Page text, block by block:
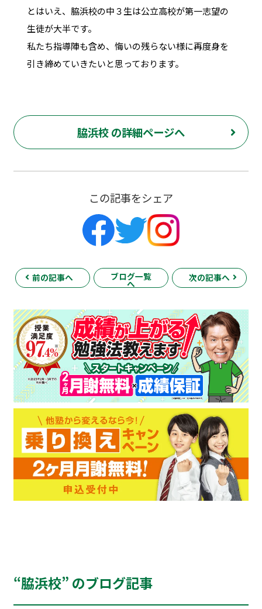
とはいえ、脇浜校の中３生は公立高校が第一志望の
生徒が大半です。
私たち指導陣も含め、悔いの残らない様に再度身を
引き締めていきたいと思っております。
脇浜校 の詳細ページへ
この記事をシェア
前の記事へ ブログ一覧
へ
次の記事へ
“脇浜校” のブログ記事